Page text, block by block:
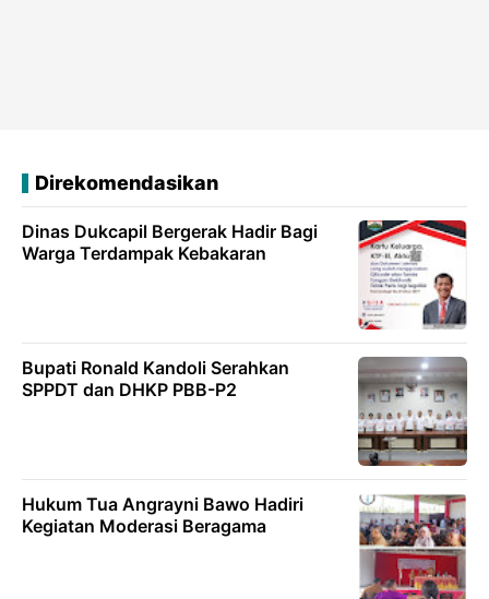
Direkomendasikan
Dinas Dukcapil Bergerak Hadir Bagi
Warga Terdampak Kebakaran
Bupati Ronald Kandoli Serahkan
SPPDT dan DHKP PBB-P2
Hukum Tua Angrayni Bawo Hadiri
Kegiatan Moderasi Beragama